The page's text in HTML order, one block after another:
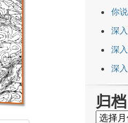
你
深
深
深
归档
归